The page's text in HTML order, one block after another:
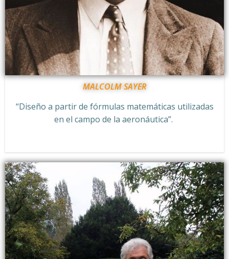
MALCOLM SAYER
“Diseño a partir de fórmulas matemáticas utilizadas
en el campo de la aeronáutica”.